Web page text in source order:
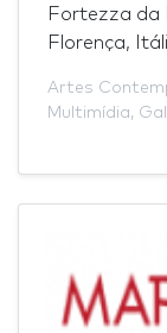
Fortezza da
Florença,
Artes
Multimídia,